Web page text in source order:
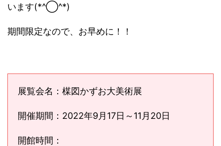
います(*^◯^*)
期間限定なので、お早めに！！
展覧会名：楳図かずお大美術展
開催期間：2022年9月17日～11月20日
開館時間：